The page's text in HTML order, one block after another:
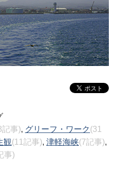
記事), グリーフ・ワーク (31
観(11記事), 津軽海峡(7記事),
事)